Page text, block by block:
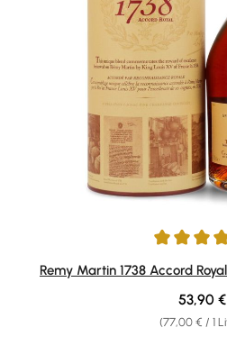
Durchschnittliche Bewertung
Remy Martin 1738 Accord
(77,00 € / 1
53,90 €